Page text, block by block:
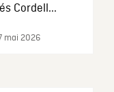
Cordell...
mai 2026